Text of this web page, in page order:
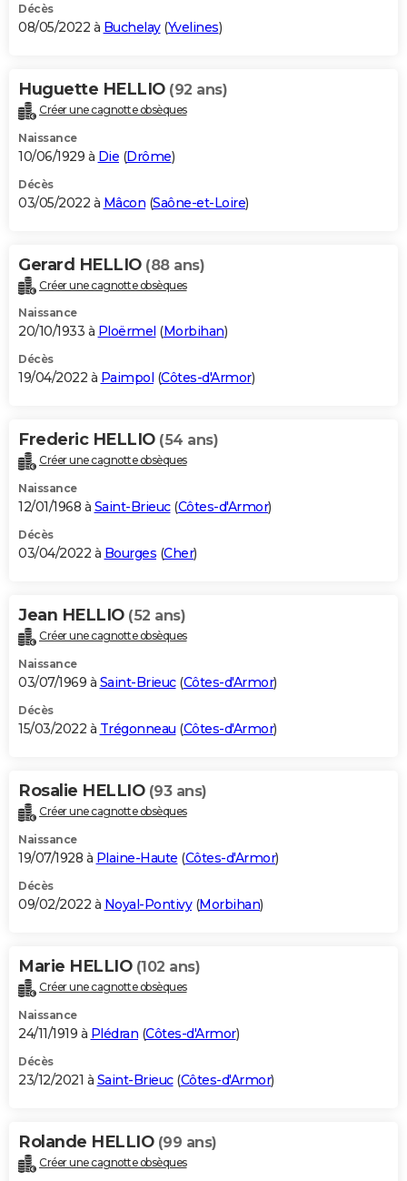
Décès
08/05/2022 à Buchelay(Yvelines)
Huguette HELLIO (92 ans)
Créer une cagnotte obsèques
Naissance
10/06/1929 à Die (Drôme)
Décès
03/05/2022 à Mâcon (Saône-et-Loire)
Gerard HELLIO (88 ans)
Créer une cagnotte obsèques
Naissance
20/10/1933 à Ploërmel (Morbihan)
Décès
19/04/2022 à Paimpol (Côtes-d'Armor)
Frederic HELLIO (54 ans)
Créer une cagnotte obsèques
Naissance
12/01/1968 à Saint-Brieuc(Côtes-d'Armor)
Décès
03/04/2022 à Bourges (Cher)
Jean HELLIO (52 ans)
Créer une cagnotte obsèques
Naissance
03/07/1969 à Saint-Brieuc(Côtes-d'Armor)
Décès
15/03/2022 à Trégonneau (Côtes-d'Armor)
Rosalie HELLIO (93 ans)
Créer une cagnotte obsèques
Naissance
19/07/1928 à Plaine-Haute (Côtes-d'Armor)
Décès
09/02/2022 à Noyal-Pontivy(Morbihan)
Marie HELLIO (102 ans)
Créer une cagnotte obsèques
Naissance
24/11/1919 à Plédran (Côtes-d'Armor)
Décès
23/12/2021 à Saint-Brieuc(Côtes-d'Armor)
Rolande HELLIO (99 ans)
Créer une cagnotte obsèques